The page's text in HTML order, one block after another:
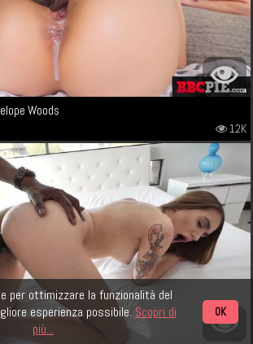
per ottimizzare la funzionalità del
esperienza possibile. Scopri di
più...
OK
Woods
12K